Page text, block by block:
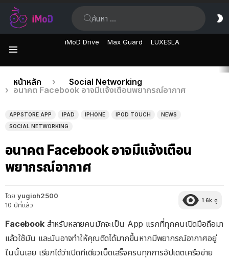
iMoD Drive Max Guard LUXESLA
เรื่อง
ล่าสุด
คุณอยู่ที่นี่:
หน้าหลัก
Social Networking
อนาคต Facebook อาจมีแจ้งเตือนพยากรณ์อากาศ
APPSTORE APP IPAD IPHONE IPOD TOUCH
NEWS
SOCIAL NETWORKING
อนาคต Facebook อาจมีแจ้งเตือน
พยากรณ์อากาศ
โดย yugioh2500
10 ปีที่แล้ว
1.6k ดู
Facebookสำหรับหลายคนมักจะเป็น App แรกที่ทุกคนเปิดมือถือมา
แล้วใช้มัน และมันอาจทำให้คุณติดได้มากขึ้นหากมีพยากรณ์อากาศอยู่
ในนั้นเลย เรียกได้ว่าเปิดทีเดียวเบ็ดเสร็จครบทุกการอัปเดตเครือข่าย